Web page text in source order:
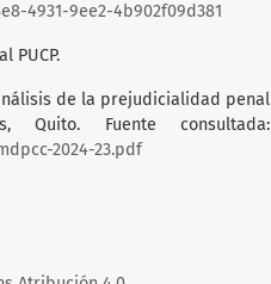
4931-9ee2-4b902f09d381
PUCP.
de la prejudicialidad penal
Quito. Fuente consultada:
2024-23.pdf